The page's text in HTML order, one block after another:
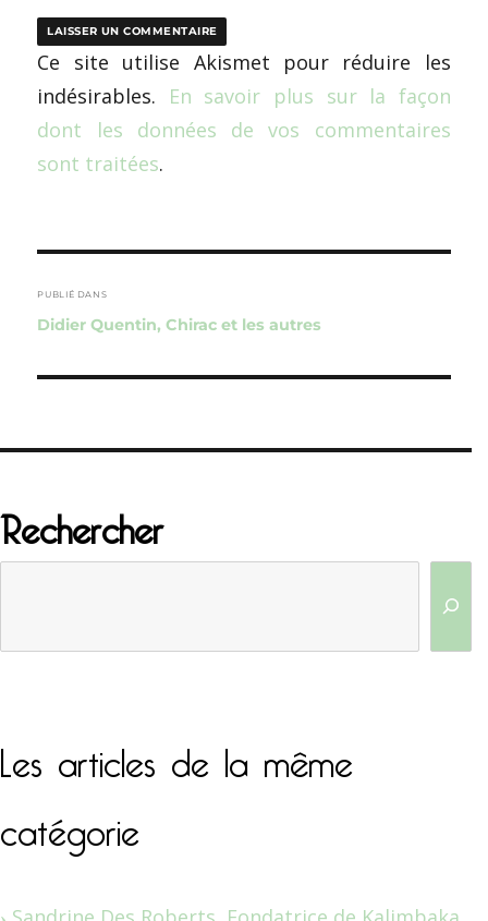
Ce site utilise Akismet pour réduire les
indésirables. En savoir plus sur la façon
dont les données de vos commentaires
sont traitées.
de
l’article
PUBLIÉ DANS
Didier Quentin, Chirac et les autres
Rechercher
Les articles de la même
catégorie